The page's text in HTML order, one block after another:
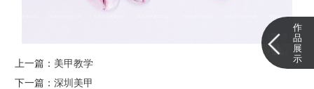
上一篇： 美甲教学
下一篇： 深圳美甲
作
品
展
示